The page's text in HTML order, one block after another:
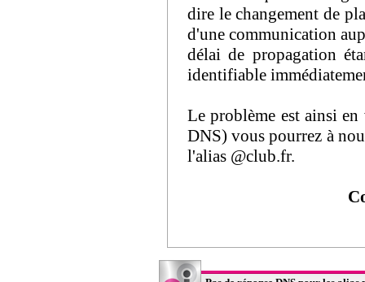
dire le changement de
d'une communication
délai de propagation
identifiable
Le problème est ainsi
DNS) vous pourrez à
l'alias @club.fr.